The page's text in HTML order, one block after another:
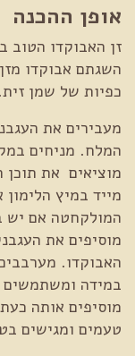
אופן ההכנה
זן האבוקדו הטוב
השגתם אבוקדו
כפיות של שמן זית.
מעבירים את
המלח. מניחים
מוציאים את תוכן
מייד במיץ
המולקחטה אם יש
מוסיפים את
האבוקדו.
במידה
מוסיפים אותה
טעמים ומגישים